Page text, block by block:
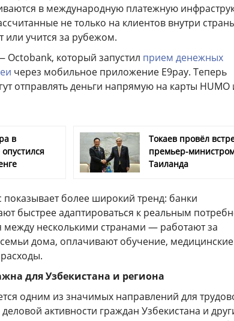
в международную платежную
не только на клиентов внутри
или учится за рубежом.
который запустил прием денежных
через мобильное приложение E9pay. Теперь
отправлять деньги напрямую на карты HUMO
в
Токаев провёл
премьер-
Таиланда
показывает более широкий тренд: банки
быстрее адаптироваться к реальным
между несколькими странами — работают за
дома, оплачивают обучение, медицинские
для Узбекистана и региона
одним из значимых направлений для
активности граждан Узбекистана и